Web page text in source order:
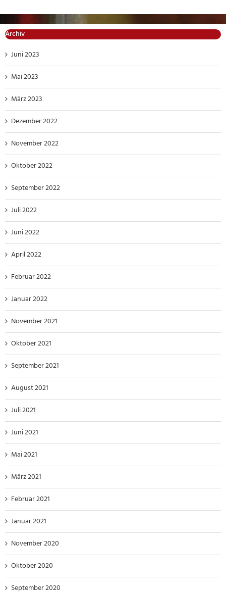
Archiv
Juni 2023
Mai 2023
März 2023
Dezember 2022
November 2022
Oktober 2022
September 2022
Juli 2022
Juni 2022
April 2022
Februar 2022
Januar 2022
November 2021
Oktober 2021
September 2021
August 2021
Juli 2021
Juni 2021
Mai 2021
März 2021
Februar 2021
Januar 2021
November 2020
Oktober 2020
September 2020